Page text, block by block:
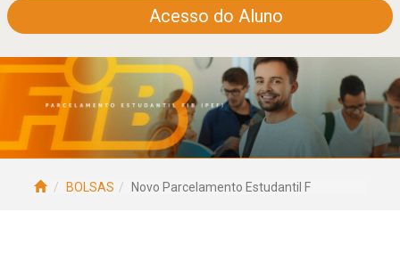
Acesso do Aluno
BOLSAS Novo Parcelamento Estudantil F